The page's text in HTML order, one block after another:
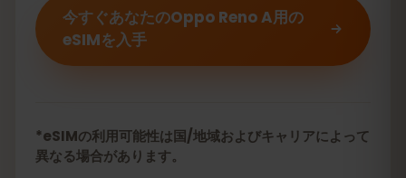
今すぐあなたのOppo Reno A用の
eSIMを入手
*eSIMの利用可能性は国/地域およびキャリアによって
異なる場合があります。